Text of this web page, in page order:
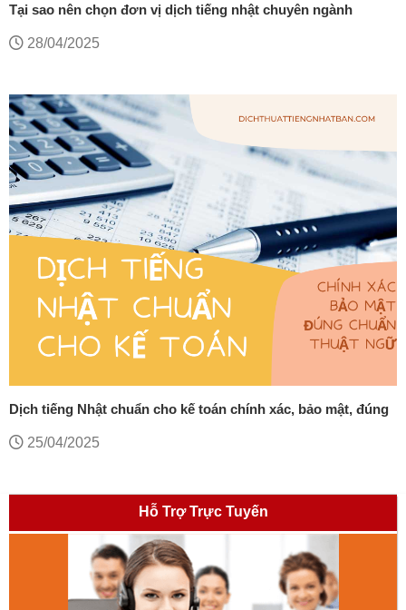
Tại sao nên chọn đơn vị dịch tiếng nhật chuyên ngành
28/04/2025
Dịch tiếng Nhật chuẩn cho kế toán chính xác, bảo mật, đúng
25/04/2025
Hỗ Trợ Trực Tuyến